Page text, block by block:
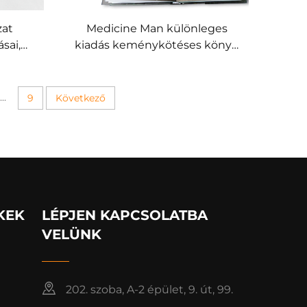
Medicine Man különleges
kiadás keménykötéses könyv,
... 9 Következő
LÉPJEN KAPCSOLATBA
VELÜNK
202. szoba, A-2 épület, 9. út, 99.